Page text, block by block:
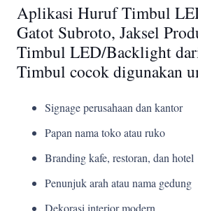
Aplikasi Huruf Timbul
Gatot Subroto, Jaksel
Timbul LED/Backlight
Timbul cocok digunakan
Signage perusahaan dan kantor
Papan nama toko atau ruko
Branding kafe, restoran, dan hotel
Penunjuk arah atau nama gedung
Dekorasi interior modern